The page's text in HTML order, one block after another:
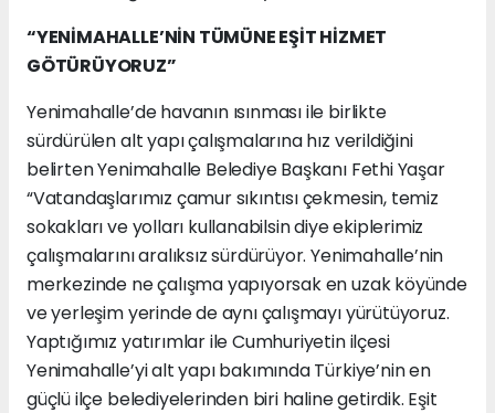
“YENİMAHALLE’NİN TÜMÜNE EŞİT HİZMET
GÖTÜRÜYORUZ”
Yenimahalle’de havanın ısınması ile birlikte
sürdürülen alt yapı çalışmalarına hız verildiğini
belirten Yenimahalle Belediye Başkanı Fethi Yaşar
“Vatandaşlarımız çamur sıkıntısı çekmesin, temiz
sokakları ve yolları kullanabilsin diye ekiplerimiz
çalışmalarını aralıksız sürdürüyor. Yenimahalle’nin
merkezinde ne çalışma yapıyorsak en uzak köyünde
ve yerleşim yerinde de aynı çalışmayı yürütüyoruz.
Yaptığımız yatırımlar ile Cumhuriyetin ilçesi
Yenimahalle’yi alt yapı bakımında Türkiye’nin en
güçlü ilçe belediyelerinden biri haline getirdik. Eşit